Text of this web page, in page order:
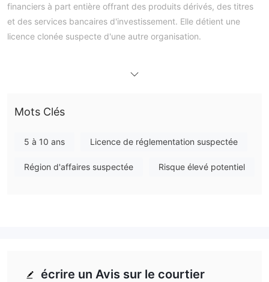
financiers à part entière offrant des produits dérivés, des titres
et des services bancaires d'investissement. Elle détient une
licence clonée suspecte d'une autre organisation.
La société prétend faussement être réglementée par la FSA en
UNIVA Securities Co., Ltd. Sterling Securities ne possède pas
enregistrement. Il s'agit d'un clone suspect car les informations
gestion d'actifs. Il offre des services de change, de CFD, d'IPO,
Mots Clés
5 à 10 ans Licence de réglementation suspectée
Région d'affaires suspectée Risque élevé potentiel
écrire un Avis sur le courtier